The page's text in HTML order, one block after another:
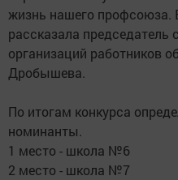
жизнь нашего профсоюза.
рассказала
организаций работников
Дробышева.
По итогам конкурса
номинанты.
1 место - школа №6
2 место - школа №7